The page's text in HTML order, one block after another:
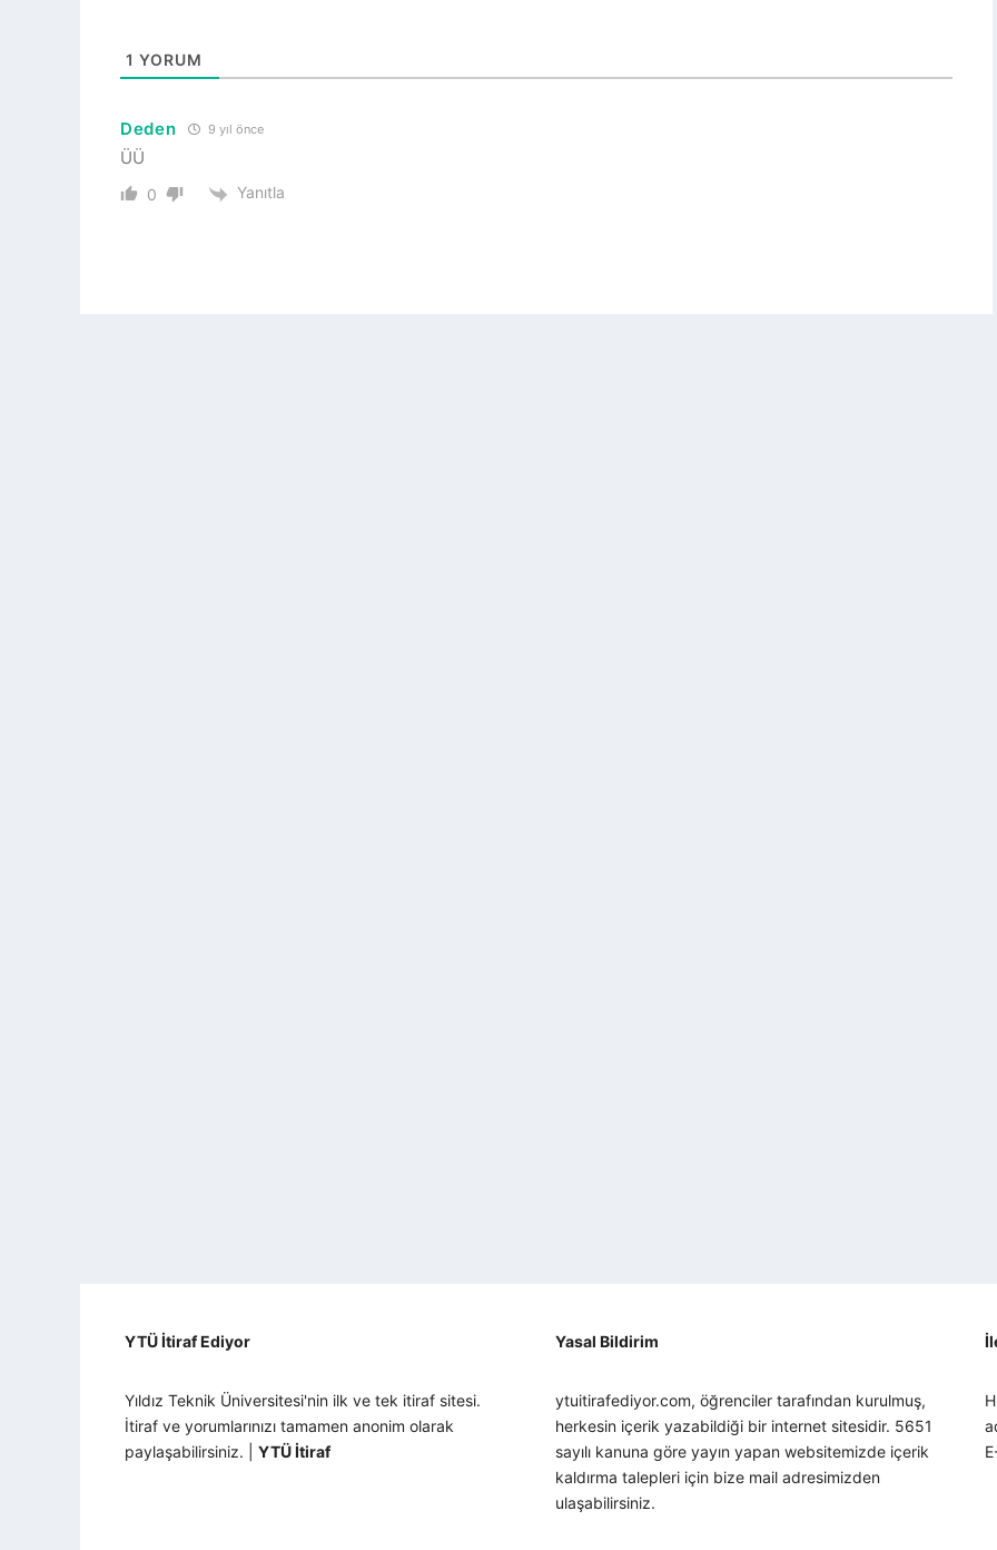
1 YORUM
Deden 9 yıl önce
ÜÜ
0 Yanıtla
YTÜ İtiraf Ediyor
Yıldız Teknik Üniversitesi'nin ilk ve tek itiraf sitesi.
İtiraf ve yorumlarınızı tamamen anonim olarak
paylaşabilirsiniz. | YTÜ İtiraf
Yasal Bildirim
ytuitirafediyor.com, öğrenciler tarafından kurulmuş,
herkesin içerik yazabildiği bir internet sitesidir. 5651
sayılı kanuna göre yayın yapan websitemizde içerik
kaldırma talepleri için bize mail adresimizden
ulaşabilirsiniz.